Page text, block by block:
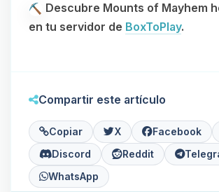
Descubre Mounts of Mayhem
en tu servidor de BoxToPlay.
Compartir este artículo
Copiar X Facebook
Discord
Reddit
WhatsApp